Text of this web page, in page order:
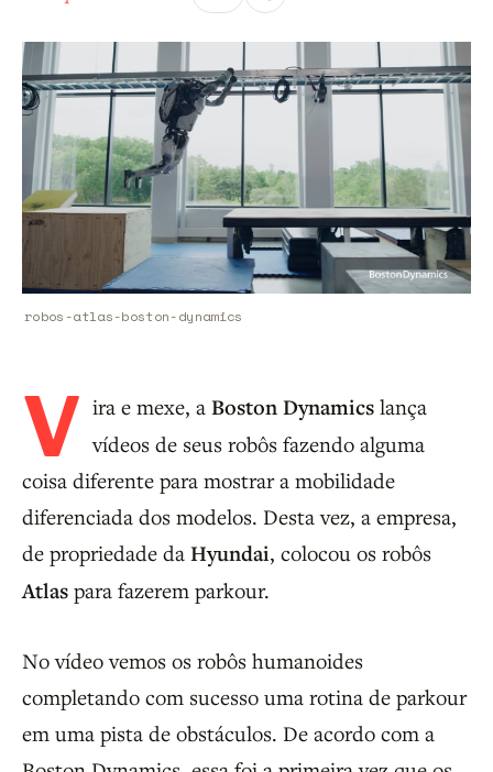
robos-atlas-boston-dynamics
V ira e mexe, a Boston Dynamics lança
vídeos de seus robôs fazendo alguma
coisa diferente para mostrar a mobilidade
diferenciada dos modelos. Desta vez, a empresa,
de propriedade da Hyundai, colocou os robôs
Atlas para fazerem parkour.
No vídeo vemos os robôs humanoides
completando com sucesso uma rotina de parkour
em uma pista de obstáculos. De acordo com a